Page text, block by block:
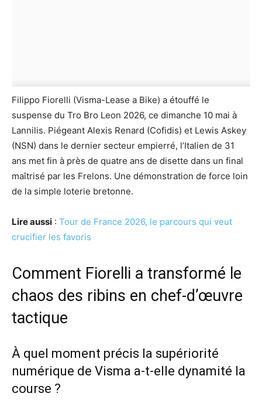
Filippo Fiorelli (Visma-Lease a Bike) a étouffé le
suspense du Tro Bro Leon 2026, ce dimanche 10 mai à
Lannilis. Piégeant Alexis Renard (Cofidis) et Lewis Askey
(NSN) dans le dernier secteur empierré, l’Italien de 31
ans met fin à près de quatre ans de disette dans un final
maîtrisé par les Frelons. Une démonstration de force loin
de la simple loterie bretonne.
Lire aussi : Tour de France 2026, le parcours qui veut
crucifier les favoris
Comment Fiorelli a transformé le
chaos des ribins en chef-d’œuvre
tactique
À quel moment précis la supériorité
numérique de Visma a-t-elle dynamité la
course ?